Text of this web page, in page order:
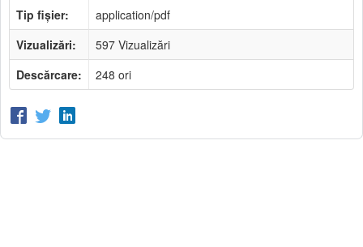
Tip fișier:
application/pdf
Vizualizări:
597 Vizualizări
Descărcare:
248 ori